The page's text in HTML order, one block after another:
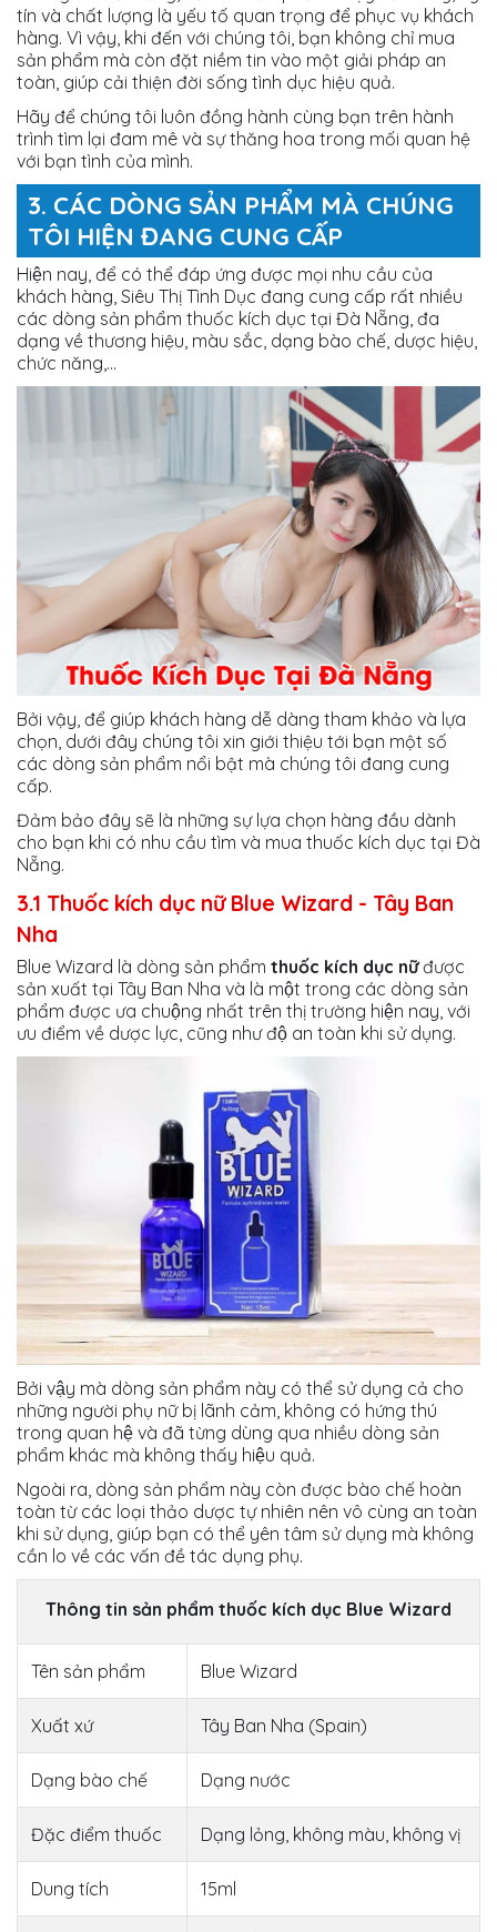
tín và chất lượng là yếu tố quan trọng để phục vụ khách
hàng. Vì vậy, khi đến với chúng tôi, bạn không chỉ mua
sản phẩm mà còn đặt niềm tin vào một giải pháp an
toàn, giúp cải thiện đời sống tình dục hiệu quả.
Hãy để chúng tôi luôn đồng hành cùng bạn trên hành
trình tìm lại đam mê và sự thăng hoa trong mối quan hệ
với bạn tình của mình.
3. CÁC DÒNG SẢN PHẨM MÀ CHÚNG
TÔI HIỆN ĐANG CUNG CẤP
Hiện nay, để có thể đáp ứng được mọi nhu cầu của
khách hàng, Siêu Thị Tình Dục đang cung cấp rất nhiều
các dòng sản phẩm thuốc kích dục tại Đà Nẵng, đa
dạng về thương hiệu, màu sắc, dạng bào chế, dược hiệu,
chức năng,...
Bởi vậy, để giúp khách hàng dễ dàng tham khảo và lựa
chọn, dưới đây chúng tôi xin giới thiệu tới bạn một số
các dòng sản phẩm nổi bật mà chúng tôi đang cung
cấp.
Đảm bảo đây sẽ là những sự lựa chọn hàng đầu dành
cho bạn khi có nhu cầu tìm và mua thuốc kích dục tại Đà
Nẵng.
3.1 Thuốc kích dục nữ Blue Wizard - Tây Ban
Nha
Blue Wizard là dòng sản phẩm thuốc kích dục nữđược
sản xuất tại Tây Ban Nha và là một trong các dòng sản
phẩm được ưa chuộng nhất trên thị trường hiện nay, với
ưu điểm về dược lực, cũng như độ an toàn khi sử dụng.
Bởi vậy mà dòng sản phẩm này có thể sử dụng cả cho
những người phụ nữ bị lãnh cảm, không có hứng thú
trong quan hệ và đã từng dùng qua nhiều dòng sản
phẩm khác mà không thấy hiệu quả.
Ngoài ra, dòng sản phẩm này còn được bào chế hoàn
toàn từ các loại thảo dược tự nhiên nên vô cùng an toàn
khi sử dụng, giúp bạn có thể yên tâm sử dụng mà không
cần lo về các vấn đề tác dụng phụ.
Thông tin sản phẩm thuốc kích dục Blue Wizard
Tên sản phẩm Blue Wizard
Xuất xứ Tây Ban Nha (Spain)
Dạng bào chế Dạng nước
Đặc điểm thuốc Dạng lỏng, không màu, không vị
Dung tích 15ml